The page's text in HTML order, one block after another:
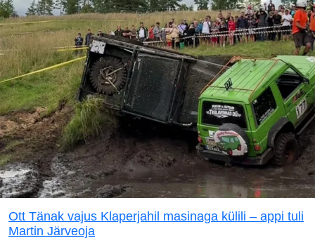
Ott Tänak vajus Klaperjahil masinaga külili – appi tuli
Martin Järveoja